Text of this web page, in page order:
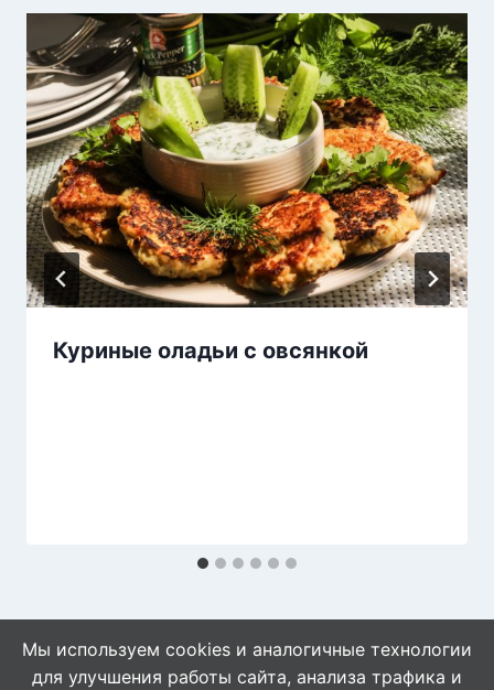
Куриные оладьи с овсянкой
Мы используем cookies и аналогичные технологии
для улучшения работы сайта, анализа трафика и